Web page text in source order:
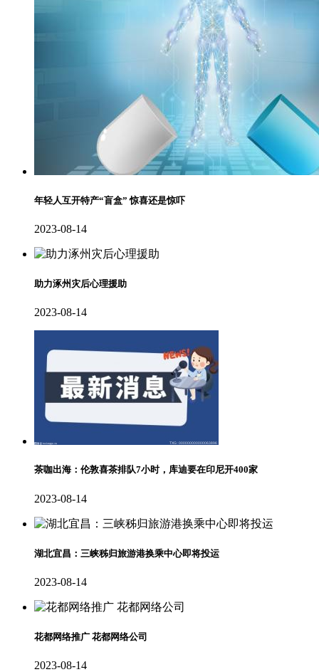
年轻人互开特产“盲盒” 惊喜还是惊吓
2023-08-14
助力涿州灾后心理援助
2023-08-14
茶咖出海：伦敦喜茶排队7小时，库迪要在印尼开400家
2023-08-14
湖北宜昌：三峡秭归旅游港换乘中心即将投运
2023-08-14
花都网络推广 花都网络公司
2023-08-14